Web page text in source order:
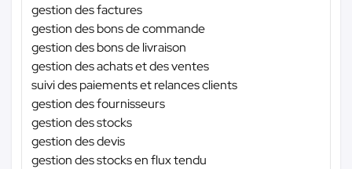
gestion des factures
gestion des bons de commande
gestion des bons de livraison
gestion des achats et des ventes
suivi des paiements et relances clients
gestion des fournisseurs
gestion des stocks
gestion des devis
gestion des stocks en flux tendu